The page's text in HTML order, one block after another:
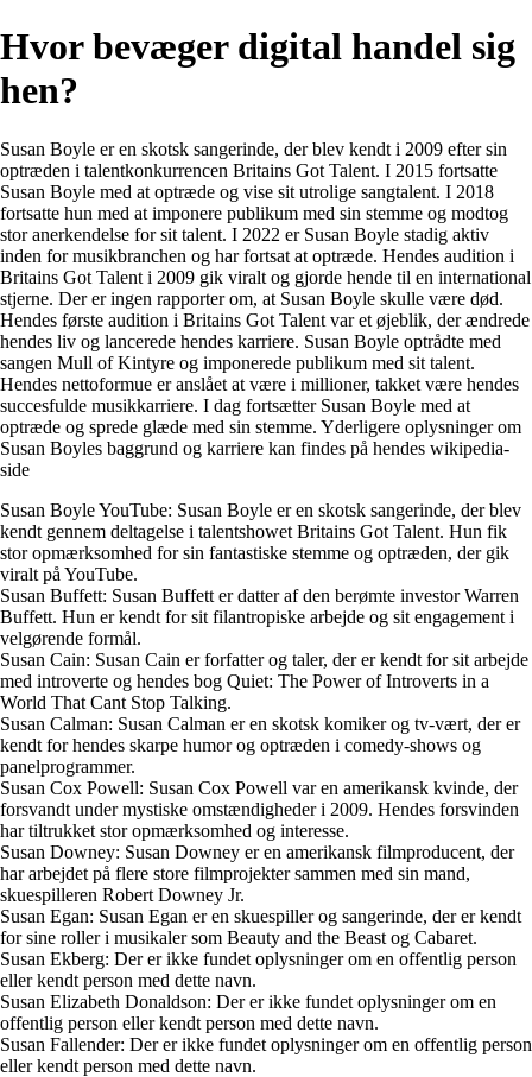
Hvor bevæger digital handel sig
hen?
Susan Boyle er en skotsk sangerinde, der blev kendt i 2009 efter sin
optræden i talentkonkurrencen Britains Got Talent. I 2015 fortsatte
Susan Boyle med at optræde og vise sit utrolige sangtalent. I 2018
fortsatte hun med at imponere publikum med sin stemme og modtog
stor anerkendelse for sit talent. I 2022 er Susan Boyle stadig aktiv
inden for musikbranchen og har fortsat at optræde. Hendes audition i
Britains Got Talent i 2009 gik viralt og gjorde hende til en international
stjerne. Der er ingen rapporter om, at Susan Boyle skulle være død.
Hendes første audition i Britains Got Talent var et øjeblik, der ændrede
hendes liv og lancerede hendes karriere. Susan Boyle optrådte med
sangen Mull of Kintyre og imponerede publikum med sit talent.
Hendes nettoformue er anslået at være i millioner, takket være hendes
succesfulde musikkarriere. I dag fortsætter Susan Boyle med at
optræde og sprede glæde med sin stemme. Yderligere oplysninger om
Susan Boyles baggrund og karriere kan findes på hendes wikipedia-
side
Susan Boyle YouTube: Susan Boyle er en skotsk sangerinde, der blev
kendt gennem deltagelse i talentshowet Britains Got Talent. Hun fik
stor opmærksomhed for sin fantastiske stemme og optræden, der gik
viralt på YouTube.
Susan Buffett: Susan Buffett er datter af den berømte investor Warren
Buffett. Hun er kendt for sit filantropiske arbejde og sit engagement i
velgørende formål.
Susan Cain: Susan Cain er forfatter og taler, der er kendt for sit arbejde
med introverte og hendes bog Quiet: The Power of Introverts in a
World That Cant Stop Talking.
Susan Calman: Susan Calman er en skotsk komiker og tv-vært, der er
kendt for hendes skarpe humor og optræden i comedy-shows og
panelprogrammer.
Susan Cox Powell: Susan Cox Powell var en amerikansk kvinde, der
forsvandt under mystiske omstændigheder i 2009. Hendes forsvinden
har tiltrukket stor opmærksomhed og interesse.
Susan Downey: Susan Downey er en amerikansk filmproducent, der
har arbejdet på flere store filmprojekter sammen med sin mand,
skuespilleren Robert Downey Jr.
Susan Egan: Susan Egan er en skuespiller og sangerinde, der er kendt
for sine roller i musikaler som Beauty and the Beast og Cabaret.
Susan Ekberg: Der er ikke fundet oplysninger om en offentlig person
eller kendt person med dette navn.
Susan Elizabeth Donaldson: Der er ikke fundet oplysninger om en
offentlig person eller kendt person med dette navn.
Susan Fallender: Der er ikke fundet oplysninger om en offentlig person
eller kendt person med dette navn.